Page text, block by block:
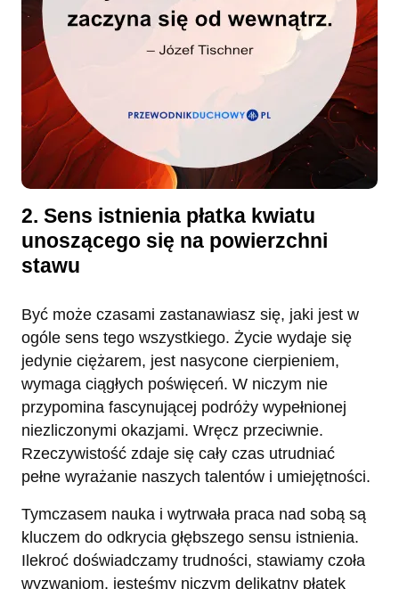
2. Sens istnienia płatka kwiatu
unoszącego się na powierzchni
stawu
Być może czasami zastanawiasz się, jaki jest w
ogóle sens tego wszystkiego. Życie wydaje się
jedynie ciężarem, jest nasycone cierpieniem,
wymaga ciągłych poświęceń. W niczym nie
przypomina fascynującej podróży wypełnionej
niezliczonymi okazjami. Wręcz przeciwnie.
Rzeczywistość zdaje się cały czas utrudniać
pełne wyrażanie naszych talentów i umiejętności.
Tymczasem nauka i wytrwała praca nad sobą są
kluczem do odkrycia głębszego sensu istnienia.
Ilekroć doświadczamy trudności, stawiamy czoła
wyzwaniom, jesteśmy niczym delikatny płatek